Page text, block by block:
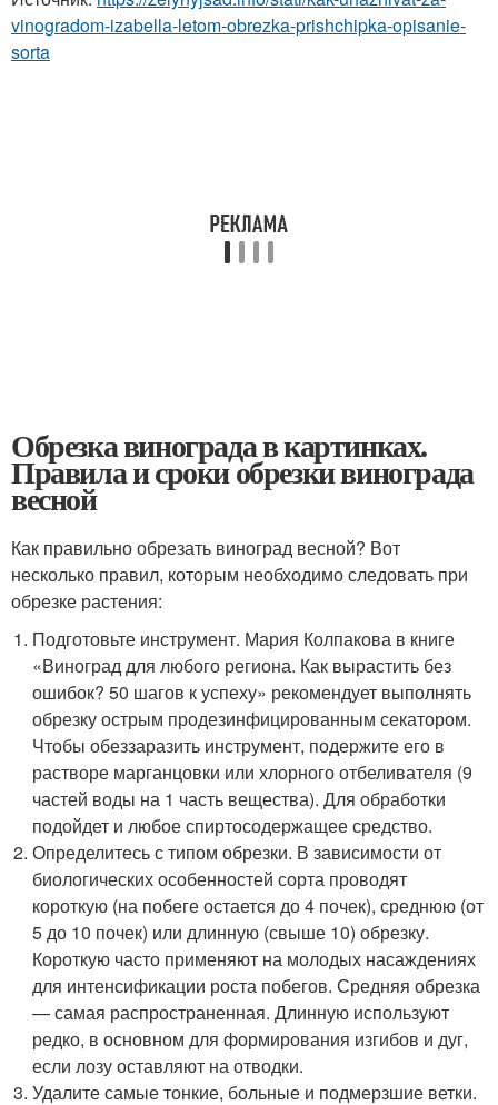
vinogradom-izabella-letom-obrezka-prishchipka-opisanie-
sorta
Обрезка винограда в картинках.
Правила и сроки обрезки винограда
весной
Как правильно обрезать виноград весной? Вот
несколько правил, которым необходимо следовать при
обрезке растения:
Подготовьте инструмент. Мария Колпакова в книге
«Виноград для любого региона. Как вырастить без
ошибок? 50 шагов к успеху» рекомендует выполнять
обрезку острым продезинфицированным секатором.
Чтобы обеззаразить инструмент, подержите его в
растворе марганцовки или хлорного отбеливателя (9
частей воды на 1 часть вещества). Для обработки
подойдет и любое спиртосодержащее средство.
Определитесь с типом обрезки. В зависимости от
биологических особенностей сорта проводят
короткую (на побеге остается до 4 почек), среднюю (от
5 до 10 почек) или длинную (свыше 10) обрезку.
Короткую часто применяют на молодых насаждениях
для интенсификации роста побегов. Средняя обрезка
— самая распространенная. Длинную используют
редко, в основном для формирования изгибов и дуг,
если лозу оставляют на отводки.
Удалите самые тонкие, больные и подмерзшие ветки.